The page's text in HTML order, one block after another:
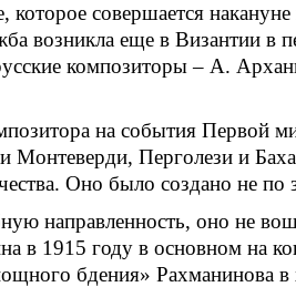
совершается
возникла еще в Византии в
композиторы – А.
на события
Монтеверди, Перголези и
Оно было создано не по
направленность, оно не
1915 году в основном на
бдения» Рахманинова